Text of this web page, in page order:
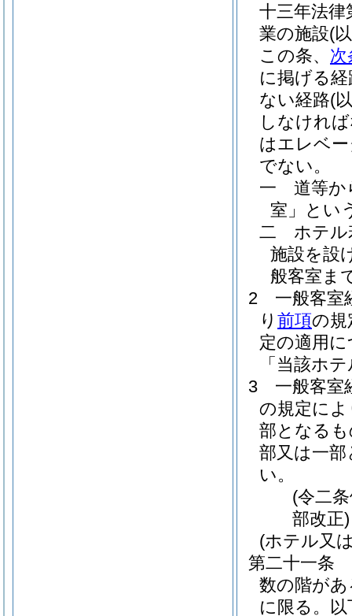
十三年法律
業の施設(
この条、 次
に掲げる
ない経路(
しなけれ
はエレベ
でない。
一
道等か
室」とい
二
ホテル
施設を設
般客室ま
2
一般客室
り 前項の規
定の適用
「当該ホ
3
一般客室
の規定に
部となる
部又は一
い。
(令二
部改正)
(ホテル又
第二十一条
数の階が
に限る。